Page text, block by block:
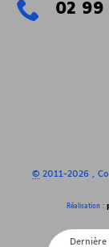
02 99
©2011-2026 ,
Réalisation :